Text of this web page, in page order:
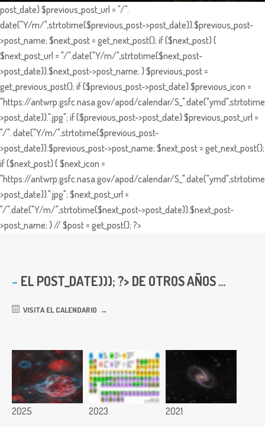
post_date) $previous_post_url = "/".
date("Y/m/",strtotime($previous_post->post_date)).$previous_post-
>post_name; $next_post = get_next_post(); if ($next_post) {
$next_post_url = "/".date("Y/m/",strtotime($next_post-
>post_date)).$next_post->post_name; } $previous_post =
get_previous_post(); if ($previous_post->post_date) $previous_icon =
"https://antwrp.gsfc.nasa.gov/apod/calendar/
>post_date)).".jpg"; if ($previous_post->post_date) $previous_post_url =
"/". date("Y/m/",strtotime($previous_post-
>post_date)).$previous_post->post_name; $next_post = get_next_post();
if ($next_post) { $next_icon =
"https://antwrp.gsfc.nasa.gov/apod/calendar/
>post_date)).".jpg"; $next_post_url =
"/".date("Y/m/",strtotime($next_post->post_date)).$next_post-
>post_name; } // $post = get_post(); ?>
EL POST_DATE))); ?> DE OTROS AÑOS ...
VISITA EL CALENDARIO
2025 2023 2021